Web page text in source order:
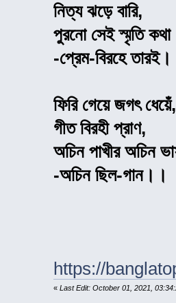
নিত্য ঝড়ে বারি,
পুরনো সেই স্মৃতি কথা
-প্রেম-বিরহে
ফিরি গেয়ে জগৎ ধেয়েঁ,
গীত বিরহী প্রাণ,
অচিন পাখীর অচিন
-অচিন ছিল-গান।।
https://
« Last Edit: October 01, 2021,